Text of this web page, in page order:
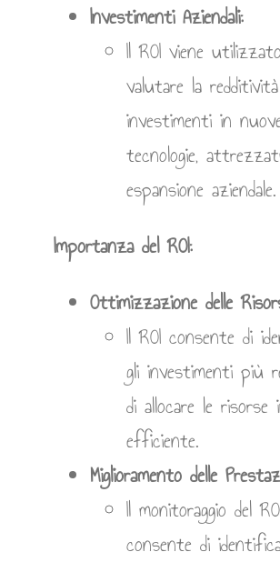
Investimenti Aziendali:
Il ROI viene
valutare la
investimenti in
tecnologie,
espansione aziendale.
Importanza del ROI:
Ottimizzazione delle
Il ROI consente di
gli investimenti più
di allocare le risorse
efficiente.
Miglioramento delle
Il monitoraggio del
consente di